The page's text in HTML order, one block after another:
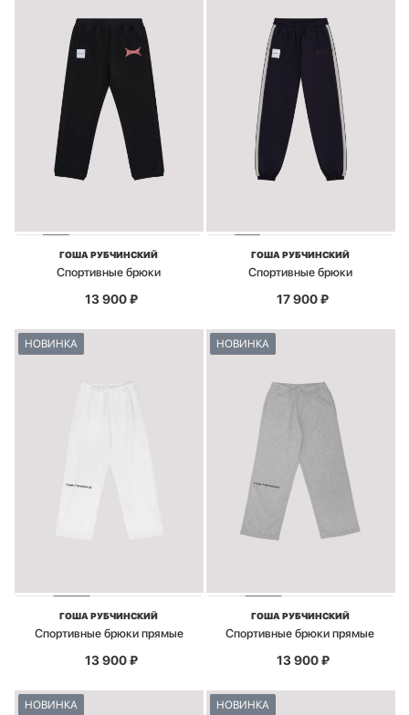
ГОША РУБЧИНСКИЙ
Спортивные брюки
13 900₽
ГОША РУБЧИНСКИЙ
Спортивные брюки
17 900₽
НОВИНКА
ГОША РУБЧИНСКИЙ
Спортивные брюки прямые
13 900₽
НОВИНКА
ГОША РУБЧИНСКИЙ
Спортивные брюки прямые
13 900₽
НОВИНКА НОВИНКА